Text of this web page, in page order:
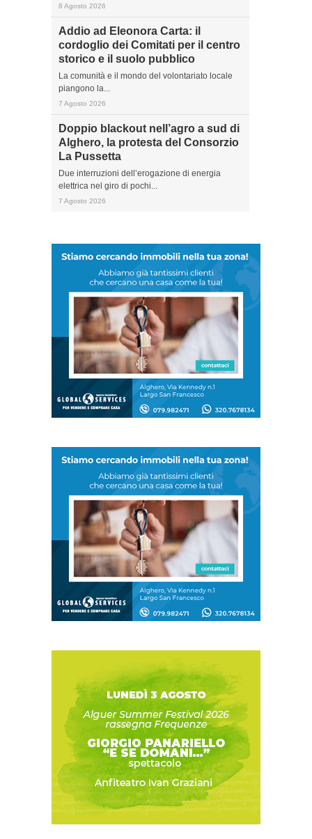
8 Agosto 2026
Addio ad Eleonora Carta: il
cordoglio dei Comitati per il centro
storico e il suolo pubblico
La comunità e il mondo del volontariato locale
piangono la...
7 Agosto 2026
Doppio blackout nell’agro a sud di
Alghero, la protesta del Consorzio
La Pussetta
Due interruzioni dell’erogazione di energia
elettrica nel giro di pochi...
7 Agosto 2026